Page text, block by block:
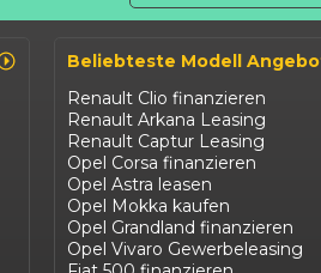
Beliebteste Modell
Renault Clio finanzieren
Renault Arkana Leasing
Renault Captur Leasing
Opel Corsa finanzieren
Opel Astra leasen
Opel Mokka kaufen
Opel Grandland finanzieren
Opel Vivaro Gewerbeleasing